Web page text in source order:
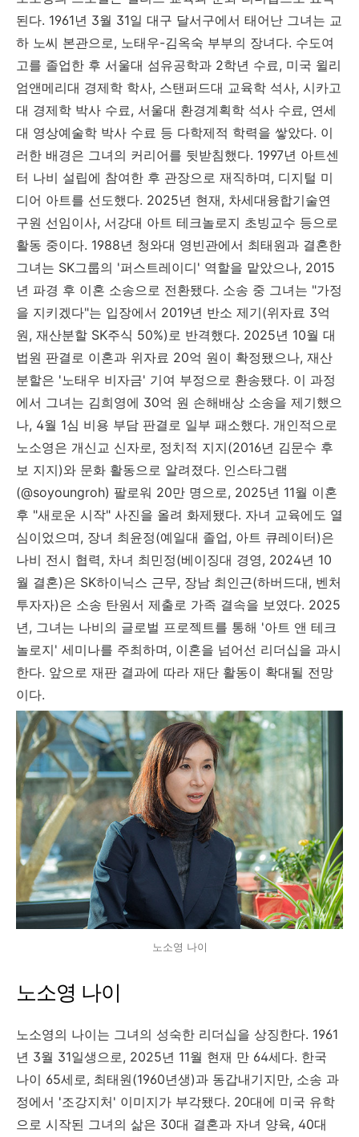
된다. 1961년 3월 31일 대구 달서구에서 태어난 그녀는 교
하 노씨 본관으로, 노태우-김옥숙 부부의 장녀다. 수도여
고를 졸업한 후 서울대 섬유공학과 2학년 수료, 미국 윌리
엄앤메리대 경제학 학사, 스탠퍼드대 교육학 석사, 시카고
대 경제학 박사 수료, 서울대 환경계획학 석사 수료, 연세
대 영상예술학 박사 수료 등 다학제적 학력을 쌓았다. 이
러한 배경은 그녀의 커리어를 뒷받침했다. 1997년 아트센
터 나비 설립에 참여한 후 관장으로 재직하며, 디지털 미
디어 아트를 선도했다. 2025년 현재, 차세대융합기술연
구원 선임이사, 서강대 아트 테크놀로지 초빙교수 등으로
활동 중이다. 1988년 청와대 영빈관에서 최태원과 결혼한
그녀는 SK그룹의 '퍼스트레이디' 역할을 맡았으나, 2015
년 파경 후 이혼 소송으로 전환됐다. 소송 중 그녀는 "가정
을 지키겠다"는 입장에서 2019년 반소 제기(위자료 3억
원, 재산분할 SK주식 50%)로 반격했다. 2025년 10월 대
법원 판결로 이혼과 위자료 20억 원이 확정됐으나, 재산
분할은 '노태우 비자금' 기여 부정으로 환송됐다. 이 과정
에서 그녀는 김희영에 30억 원 손해배상 소송을 제기했으
나, 4월 1심 비용 부담 판결로 일부 패소했다. 개인적으로
노소영은 개신교 신자로, 정치적 지지(2016년 김문수 후
보 지지)와 문화 활동으로 알려졌다. 인스타그램
(@soyoungroh) 팔로워 20만 명으로, 2025년 11월 이혼
후 "새로운 시작" 사진을 올려 화제됐다. 자녀 교육에도 열
심이었으며, 장녀 최윤정(예일대 졸업, 아트 큐레이터)은
나비 전시 협력, 차녀 최민정(베이징대 경영, 2024년 10
월 결혼)은 SK하이닉스 근무, 장남 최인근(하버드대, 벤처
투자자)은 소송 탄원서 제출로 가족 결속을 보였다. 2025
년, 그녀는 나비의 글로벌 프로젝트를 통해 '아트 앤 테크
놀로지' 세미나를 주최하며, 이혼을 넘어선 리더십을 과시
한다. 앞으로 재판 결과에 따라 재단 활동이 확대될 전망
이다.
노소영 나이
노소영 나이
노소영의 나이는 그녀의 성숙한 리더십을 상징한다. 1961
년 3월 31일생으로, 2025년 11월 현재 만 64세다. 한국
나이 65세로, 최태원(1960년생)과 동갑내기지만, 소송 과
정에서 '조강지처' 이미지가 부각됐다. 20대에 미국 유학
으로 시작된 그녀의 삶은 30대 결혼과 자녀 양육, 40대